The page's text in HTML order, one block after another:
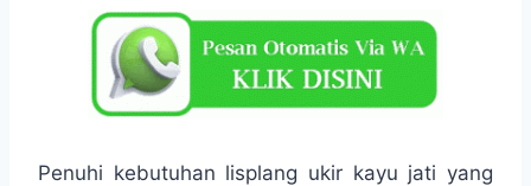
Penuhi kebutuhan lisplang ukir kayu jati yang